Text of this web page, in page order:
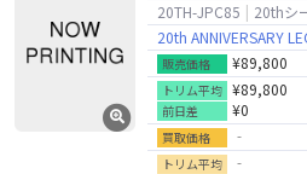
20TH-JPC85
20thシ
20th ANNIVERSARY
販売価格 ¥89,800
トリム平均 ¥89,800
前日差 ¥0
買取価格 ‐
トリム平均 ‐